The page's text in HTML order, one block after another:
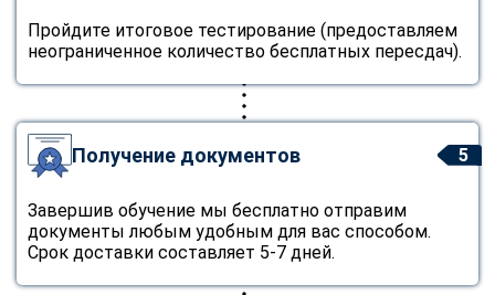
Пройдите итоговое тестирование (предоставляем
неограниченное количество бесплатных пересдач).
5
Получение документов
Завершив обучение мы бесплатно отправим
документы любым удобным для вас способом.
Срок доставки составляет 5-7 дней.